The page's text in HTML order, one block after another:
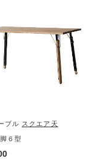
ブル スクエア天
６型